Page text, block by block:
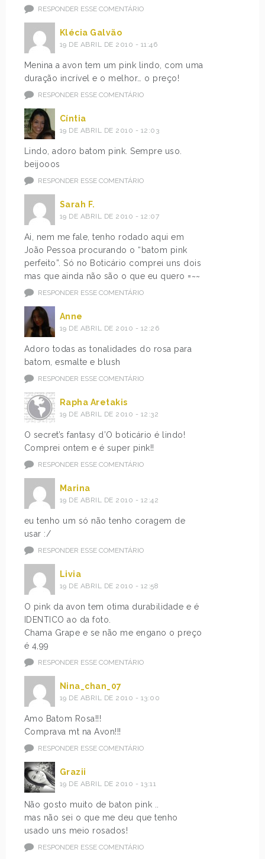
RESPONDER ESSE COMENTÁRIO
Klécia Galvão
19 DE ABRIL DE 2010 - 11:46
Menina a avon tem um pink lindo, com uma
duração incrível e o melhor… o preço!
RESPONDER ESSE COMENTÁRIO
Cíntia
19 DE ABRIL DE 2010 - 12:03
Lindo, adoro batom pink. Sempre uso.
beijooos
RESPONDER ESSE COMENTÁRIO
Sarah F.
19 DE ABRIL DE 2010 - 12:07
Ai, nem me fale, tenho rodado aqui em
João Pessoa procurando o “batom pink
perfeito”. Só no Boticário comprei uns dois
mas que ainda não são o que eu quero =~~
RESPONDER ESSE COMENTÁRIO
Anne
19 DE ABRIL DE 2010 - 12:26
Adoro todas as tonalidades do rosa para
batom, esmalte e blush
RESPONDER ESSE COMENTÁRIO
Rapha Aretakis
19 DE ABRIL DE 2010 - 12:32
O secret’s fantasy d’O boticário é lindo!
Comprei ontem e é super pink!!
RESPONDER ESSE COMENTÁRIO
Marina
19 DE ABRIL DE 2010 - 12:42
eu tenho um só não tenho coragem de
usar :/
RESPONDER ESSE COMENTÁRIO
Livia
19 DE ABRIL DE 2010 - 12:58
O pink da avon tem otima durabilidade e é
IDENTICO ao da foto.
Chama Grape e se não me engano o preço
é 4,99
RESPONDER ESSE COMENTÁRIO
Nina_chan_07
19 DE ABRIL DE 2010 - 13:00
Amo Batom Rosa!!!
Comprava mt na Avon!!!
RESPONDER ESSE COMENTÁRIO
Grazii
19 DE ABRIL DE 2010 - 13:11
Não gosto muito de baton pink ..
mas não sei o que me deu que tenho
usado uns meio rosados!
RESPONDER ESSE COMENTÁRIO